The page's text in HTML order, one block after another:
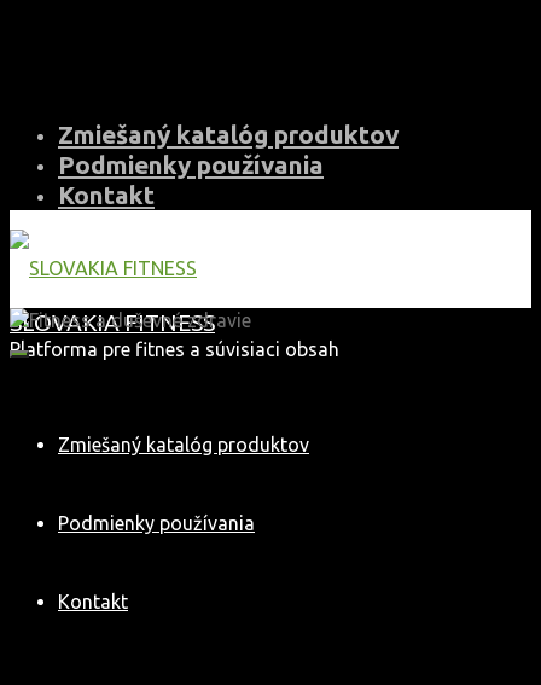
Zmiešaný katalóg produktov
Podmienky používania
Kontakt
SLOVAKIA FITNESS
Platforma pre fitnes a súvisiaci obsah
Zmiešaný katalóg produktov
Podmienky používania
Kontakt